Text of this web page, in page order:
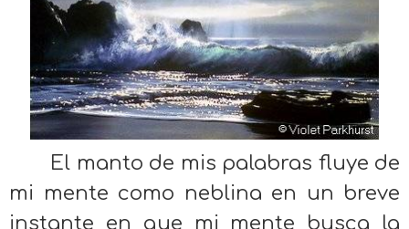
El manto de mis palabras fluye de
mi mente como neblina en un breve
instante en que mi mente busca la